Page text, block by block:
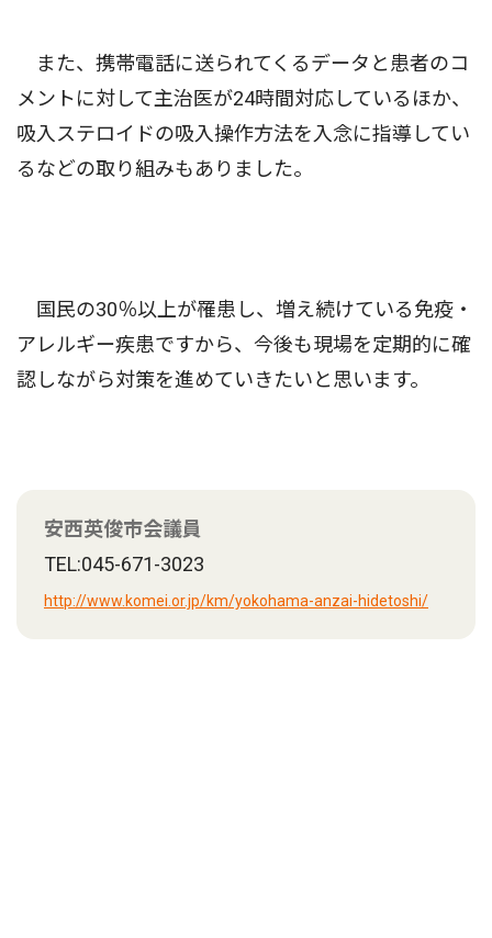
また、携帯電話に送られてくるデータと患者のコ
メントに対して主治医が24時間対応しているほか、
吸入ステロイドの吸入操作方法を入念に指導してい
るなどの取り組みもありました。
国民の30％以上が罹患し、増え続けている免疫・
アレルギー疾患ですから、今後も現場を定期的に確
認しながら対策を進めていきたいと思います。
安西英俊市会議員
TEL:045-671-3023
http://www.komei.or.jp/km/yokohama-anzai-hidetoshi/